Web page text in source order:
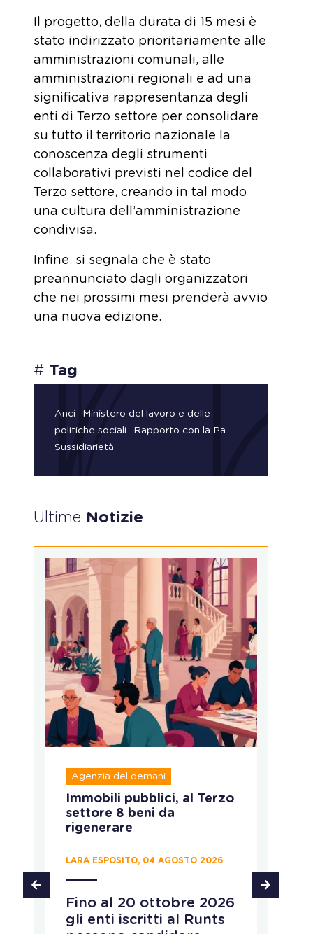
Il progetto, della durata di 15 mesi è
stato indirizzato prioritariamente alle
amministrazioni comunali, alle
amministrazioni regionali e ad una
significativa rappresentanza degli
enti di Terzo settore per consolidare
su tutto il territorio nazionale la
conoscenza degli strumenti
collaborativi previsti nel codice del
Terzo settore, creando in tal modo
una cultura dell’amministrazione
condivisa.
Infine, si segnala che è stato
preannunciato dagli organizzatori
che nei prossimi mesi prenderà avvio
una nuova edizione.
# Tag
Anci
Ministero del lavoro e delle
politiche sociali
Rapporto con la Pa
Sussidiarietà
Ultime Notizie
Agenzia del demani
Immobili pubblici, al Terzo
settore 8 beni da
rigenerare
LARA ESPOSITO, 04 AGOSTO 2026
Fino al 20 ottobre 2026
gli enti iscritti al Runts